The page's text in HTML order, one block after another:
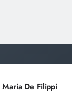
De Filippi